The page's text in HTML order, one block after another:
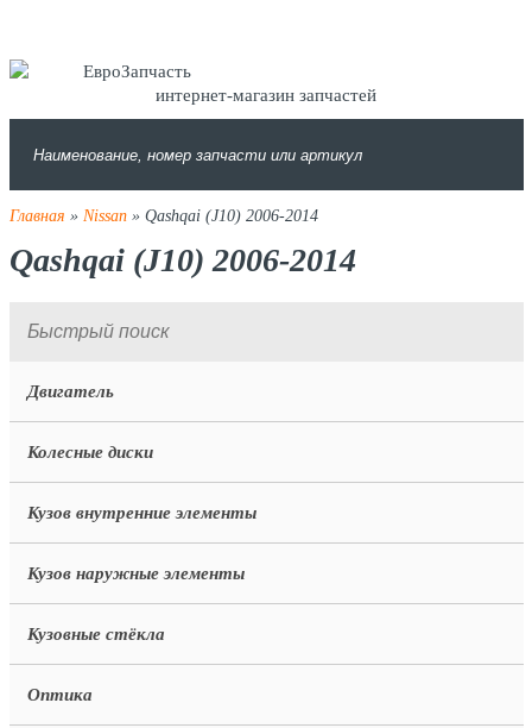
интернет-магазин запчастей
Главная » Nissan» Qashqai (J10) 2006-2014
Qashqai (J10) 2006-2014
Двигатель
Колесные диски
Кузов внутренние элементы
Кузов наружные элементы
Кузовные стёкла
Оптика